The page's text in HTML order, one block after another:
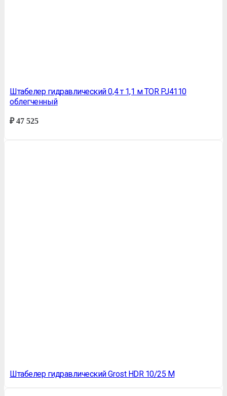
Штабелер гидравлический 0,4 т 1,1 м TOR PJ4110
облегченный
₽47 525
Штабелер гидравлический Grost НDR 10/25 M